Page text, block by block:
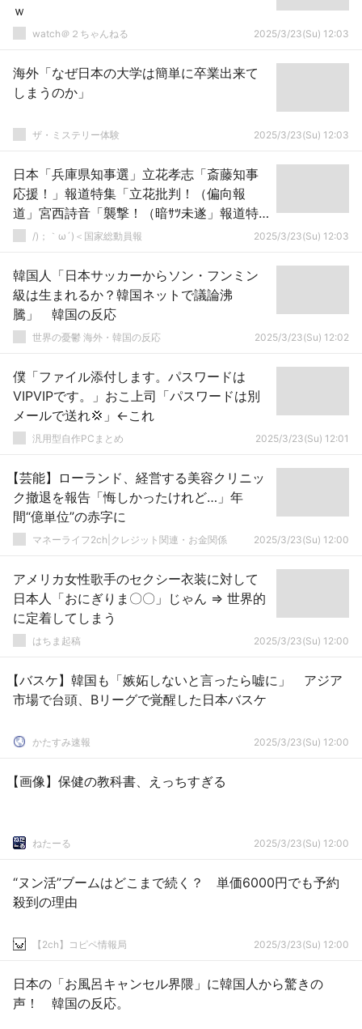
ｗ
watch＠２ちゃんねる 2025/3/23(Su) 12:03
海外「なぜ日本の大学は簡単に卒業出来て
しまうのか」
ザ・ミステリー体験 2025/3/23(Su) 12:03
日本「兵庫県知事選」立花孝志「斎藤知事
応援！」報道特集「立花批判！（偏向報
道」宮西詩音「襲撃！（暗ｻﾂ未遂」報道特
集「誹謗中傷やめろ！」5ch民「おまいう」
/)；｀ω´)＜国家総動員報 2025/3/23(Su) 12:03
韓国人「日本サッカーからソン・フンミン
級は生まれるか？韓国ネットで議論沸
騰」 韓国の反応
世界の憂鬱 海外・韓国の反応 2025/3/23(Su) 12:02
僕「ファイル添付します。パスワードは
VIPVIPです。」おこ上司「パスワードは別
メールで送れ💢」←これ
汎用型自作PCまとめ 2025/3/23(Su) 12:01
【芸能】ローランド、経営する美容クリニッ
ク撤退を報告「悔しかったけれど…」年
間“億単位”の赤字に
マネーライフ2ch|クレジット関連・お金関係 2025/3/23(Su) 12:00
アメリカ女性歌手のセクシー衣装に対して
日本人「おにぎりま〇〇」じゃん ⇒ 世界的
に定着してしまう
はちま起稿 2025/3/23(Su) 12:00
【バスケ】韓国も「嫉妬しないと言ったら嘘に」 アジア
市場で台頭、Bリーグで覚醒した日本バスケ
かたすみ速報 2025/3/23(Su) 12:00
【画像】保健の教科書、えっちすぎる
ねたーる 2025/3/23(Su) 12:00
“ヌン活”ブームはどこまで続く？ 単価6000円でも予約
殺到の理由
【2ch】コピペ情報局 2025/3/23(Su) 12:00
日本の「お風呂キャンセル界隈」に韓国人から驚きの
声！ 韓国の反応。